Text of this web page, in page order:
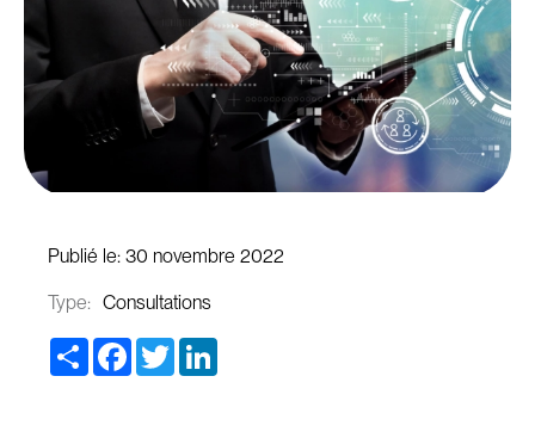
Publié le: 30 novembre 2022
Type: Consultations
Share Facebook
Twitter